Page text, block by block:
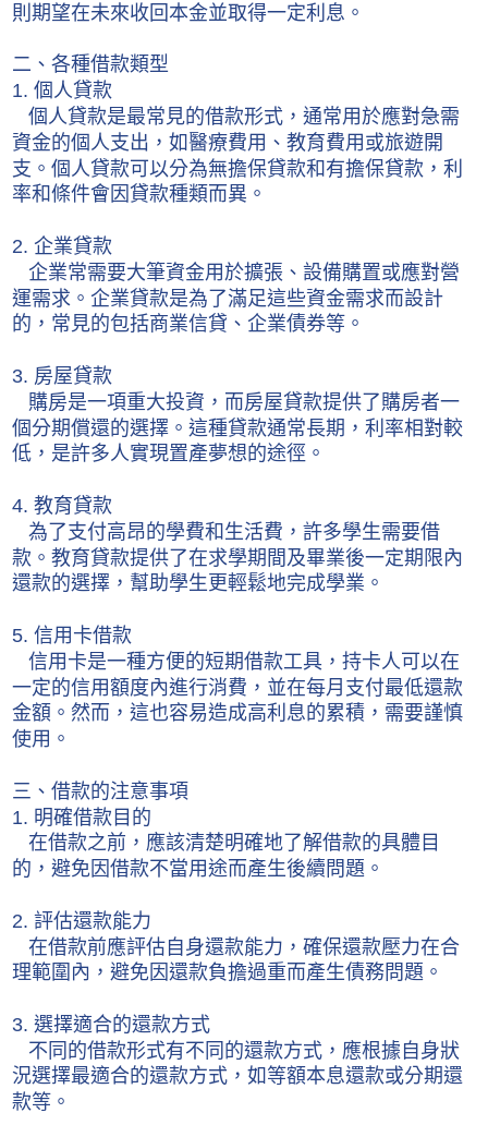
則期望在未來收回本金並取得一定利息。
二、各種借款類型
1. 個人貸款
個人貸款是最常見的借款形式，通常用於應對急需
資金的個人支出，如醫療費用、教育費用或旅遊開
支。個人貸款可以分為無擔保貸款和有擔保貸款，利
率和條件會因貸款種類而異。
2. 企業貸款
企業常需要大筆資金用於擴張、設備購置或應對營
運需求。企業貸款是為了滿足這些資金需求而設計
的，常見的包括商業信貸、企業債券等。
3. 房屋貸款
購房是一項重大投資，而房屋貸款提供了購房者一
個分期償還的選擇。這種貸款通常長期，利率相對較
低，是許多人實現置產夢想的途徑。
4. 教育貸款
為了支付高昂的學費和生活費，許多學生需要借
款。教育貸款提供了在求學期間及畢業後一定期限內
還款的選擇，幫助學生更輕鬆地完成學業。
5. 信用卡借款
信用卡是一種方便的短期借款工具，持卡人可以在
一定的信用額度內進行消費，並在每月支付最低還款
金額。然而，這也容易造成高利息的累積，需要謹慎
使用。
三、借款的注意事項
1. 明確借款目的
在借款之前，應該清楚明確地了解借款的具體目
的，避免因借款不當用途而產生後續問題。
2. 評估還款能力
在借款前應評估自身還款能力，確保還款壓力在合
理範圍內，避免因還款負擔過重而產生債務問題。
3. 選擇適合的還款方式
不同的借款形式有不同的還款方式，應根據自身狀
況選擇最適合的還款方式，如等額本息還款或分期還
款等。